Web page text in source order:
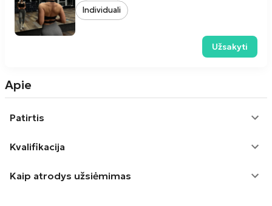
Individuali
Užsakyti
Apie
Patirtis
Kvalifikacija
Kaip atrodys užsiėmimas